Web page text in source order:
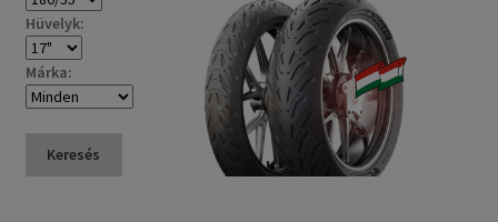
Hüvelyk:
Márka:
Keresés